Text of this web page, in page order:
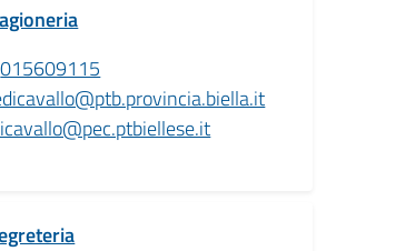
015609115